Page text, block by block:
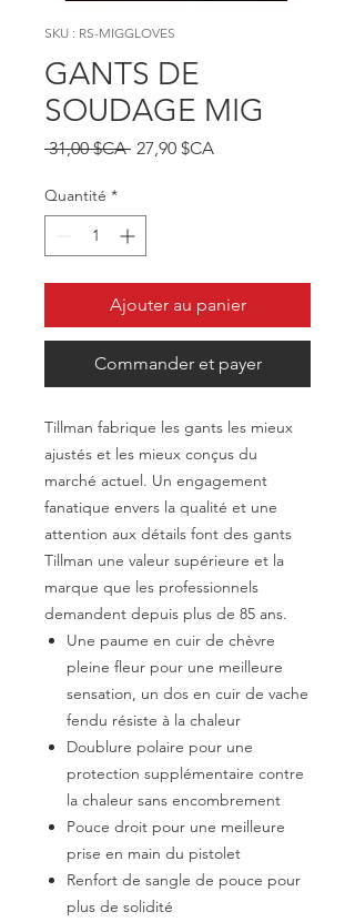
SKU : RS-MIGGLOVES
GANTS DE
SOUDAGE MIG
31,00 $CA Prix original
27,90 $CAPrix promotionnel
Quantité *
Ajouter au panier
Commander et payer
Tillman fabrique les gants les mieux
ajustés et les mieux conçus du
marché actuel. Un engagement
fanatique envers la qualité et une
attention aux détails font des gants
Tillman une valeur supérieure et la
marque que les professionnels
demandent depuis plus de 85 ans.
Une paume en cuir de chèvre
pleine fleur pour une meilleure
sensation, un dos en cuir de vache
fendu résiste à la chaleur
Doublure polaire pour une
protection supplémentaire contre
la chaleur sans encombrement
Pouce droit pour une meilleure
prise en main du pistolet
Renfort de sangle de pouce pour
plus de solidité